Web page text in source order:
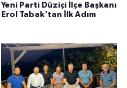
Yeni Parti Düziçi İlçe Başkanı
Erol Tabak'tan İlk Adım